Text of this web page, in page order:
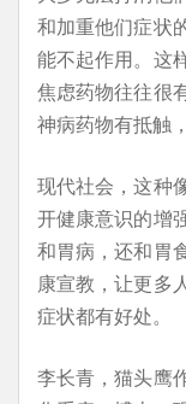
和加重他们症状
能不起作用。这
焦虑药物往往很
神病药物有抵触
现代社会，这种
开健康意识的增
和胃病，还和胃
康宣教，让更多
症状都有好处。
李长青，猫头鹰